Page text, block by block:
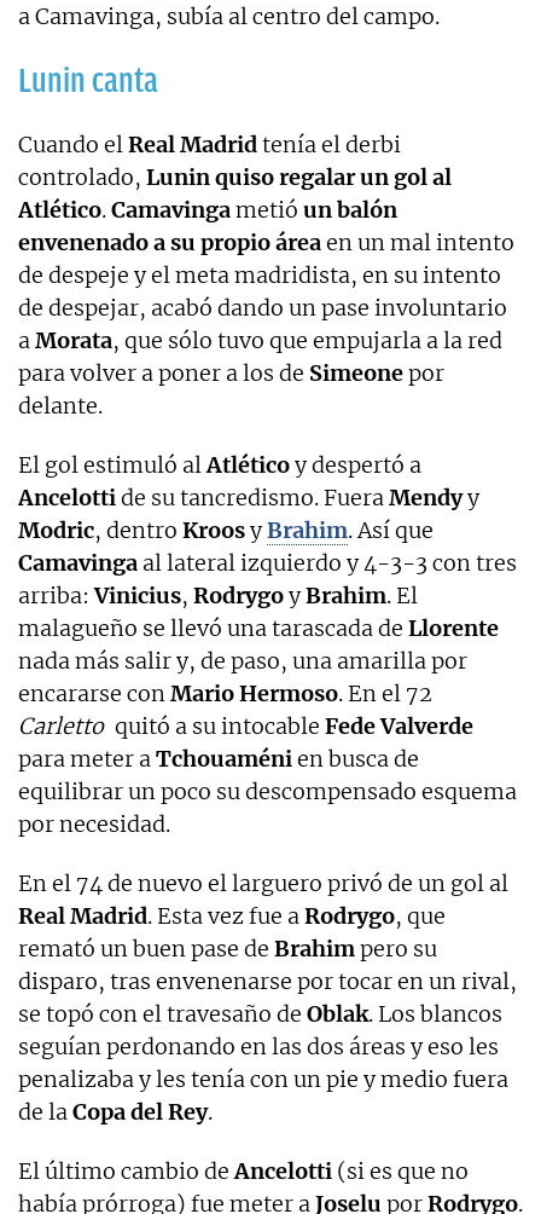
a Camavinga, subía al centro del campo.
Lunin canta
Cuando elReal Madridtenía el derbi
controlado, Lunin quiso regalar un gol al
Atlético.Camavingametió un balón
envenenado a su propio áreaen un mal intento
de despeje y el meta madridista, en su intento
de despejar, acabó dando un pase involuntario
aMorata, que sólo tuvo que empujarla a la red
para volver a poner a los de Simeonepor
delante.
El gol estimuló alAtléticoy despertó a
Ancelottide su tancredismo. FueraMendyy
Modric, dentro KroosyBrahim. Así que
Camavinga al lateral izquierdo y 4-3-3 con tres
arriba:Vinicius, RodrygoyBrahim. El
malagueño se llevó una tarascada de Llorente
nada más salir y, de paso, una amarilla por
encararse conMario Hermoso. En el 72
Carletto quitó a su intocable Fede Valverde
para meter aTchouaménien busca de
equilibrar un poco su descompensado esquema
por necesidad.
En el 74 de nuevo el larguero privó de un gol al
Real Madrid. Esta vez fue aRodrygo, que
remató un buen pase de Brahimpero su
disparo, tras envenenarse por tocar en un rival,
se topó con el travesaño de Oblak. Los blancos
seguían perdonando en las dos áreas y eso les
penalizaba y les tenía con un pie y medio fuera
de laCopa del Rey.
El último cambio deAncelotti (si es que no
había prórroga) fue meter aJoselu porRodrygo.